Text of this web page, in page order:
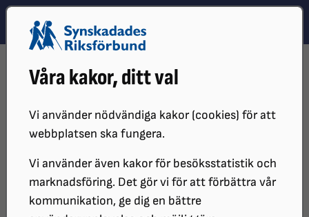
Våra kakor, ditt val
Vi använder nödvändiga kakor (cookies) för att
webbplatsen ska fungera.
Vi använder även kakor för besöksstatistik och
marknadsföring. Det gör vi för att förbättra vår
kommunikation, ge dig en bättre
Hoppa till innehåll
Hoppa till hitta snabbt
2023-05-29 - DNR 44/2023
Remissvar avseende
Skolverkets förslag till
föreskrifter om hantering och
genomförande av digitala